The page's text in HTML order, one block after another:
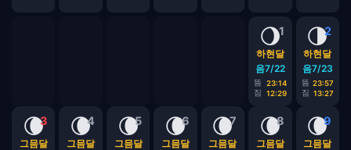
1
🌖
하현달
음7/22
뜸
23:14
짐
12:29
2
🌗
하현달
음7/23
뜸 23:57
짐 13:27
3
🌘
그믐달
4
🌘
그믐달
5
🌘
그믐달
6
🌘
그믐달
7
🌘
그믐달
8
🌘
그믐달
9
🌘
그믐달